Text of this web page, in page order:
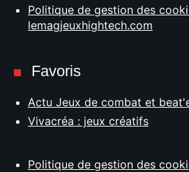
Politique de gestion des
lemagjeuxhightech.com
Favoris
Actu Jeux de combat et
Vivacréa : jeux créatifs
Politique de gestion des